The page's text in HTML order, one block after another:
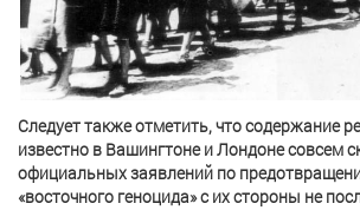
Следует также отметить, что содержание
известно в Вашингтоне и Лондоне совсем
официальных заявлений по
«восточного геноцида» с их стороны не